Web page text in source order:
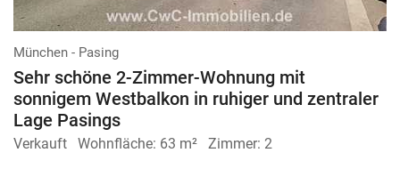
München - Pasing
Sehr schöne 2-Zimmer-Wohnung mit
sonnigem Westbalkon in ruhiger und zentraler
Lage Pasings
Verkauft Wohnfläche: 63 m² Zimmer: 2